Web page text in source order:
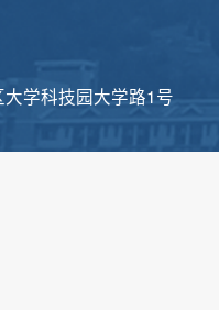
学科技园大学路1号